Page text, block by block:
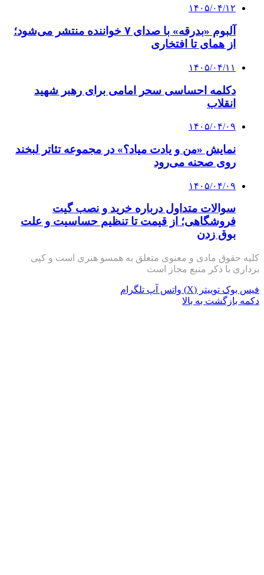
۱۴۰۵/۰۴/۰۹
نمایش «من و یادت میاد؟» در مجموعه تئاتر لبخند
روی صحنه می‌رود
۱۴۰۵/۰۴/۰۹
سوالات متداول درباره خرید و نصب گیت
فروشگاهی؛ از قیمت تا تنظیم حساسیت و علت
برداری با ذکر منبع مجاز است
فیس بوک توییتر (X) واتس آپ